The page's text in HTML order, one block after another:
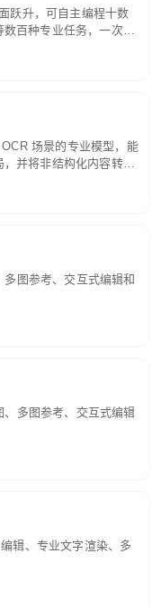
跃升，可自主编程十数
百种专业任务，一次对
规划、执行与验证全流
长程任务中自主规划与
场景的专业模型，能
并将非结构化内容转换
图参考、交互式编辑和
多图参考、交互式编辑
辑、专业文字渲染、多